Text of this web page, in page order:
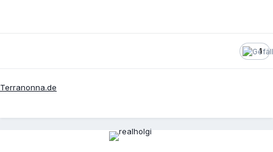
1
Terranonna.de